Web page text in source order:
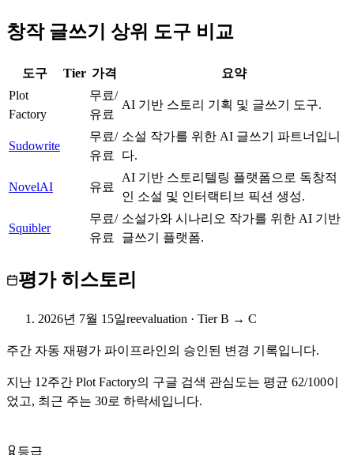
창작 글쓰기 상위 도구 비교
도구 Tier 가격
요약
Plot
Factory
무료/
유료
AI 기반 스토리 기획 및 글쓰기 도구.
Sudowrite
무료/
유료
소설 작가를 위한 AI 글쓰기 파트너입니
다.
NovelAI 유료
AI 기반 스토리텔링 플랫폼으로 독창적
인 소설 및 인터랙티브 픽션 생성.
Squibler
무료/
유료
소설가와 시나리오 작가를 위한 AI 기반
글쓰기 플랫폼.
평가 히스토리
2026년 7월 15일reevaluation · Tier B → C
주간 자동 재평가 파이프라인의 승인된 변경 기록입니다.
지난 12주간 Plot Factory의 구글 검색 관심도는 평균 62/100이
었고, 최근 주는 30로 하락세입니다.
등급